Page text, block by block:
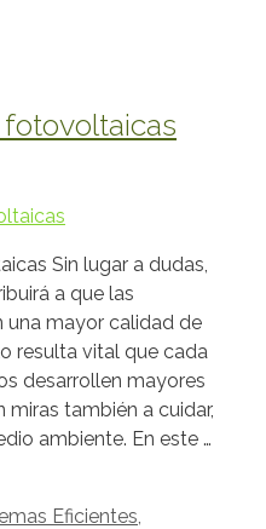
Sin lugar a dudas,
a que las
una mayor calidad de
resulta vital que cada
desarrollen mayores
también a cuidar,
ambiente. En este …
Eficientes